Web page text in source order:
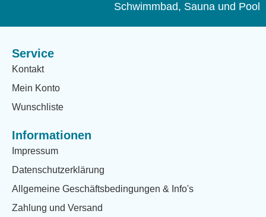
Schwimmbad, Sauna und Pool
Service
Kontakt
Mein Konto
Wunschliste
Informationen
Impressum
Datenschutzerklärung
Allgemeine Geschäftsbedingungen & Info's
Zahlung und Versand